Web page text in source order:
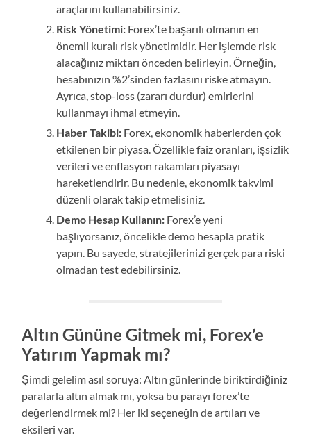
araçlarını kullanabilirsiniz.
Risk Yönetimi: Forex’te başarılı olmanın en
önemli kuralı risk yönetimidir. Her işlemde risk
alacağınız miktarı önceden belirleyin. Örneğin,
hesabınızın %2’sinden fazlasını riske atmayın.
Ayrıca, stop-loss (zararı durdur) emirlerini
kullanmayı ihmal etmeyin.
Haber Takibi: Forex, ekonomik haberlerden çok
etkilenen bir piyasa. Özellikle faiz oranları, işsizlik
verileri ve enflasyon rakamları piyasayı
hareketlendirir. Bu nedenle, ekonomik takvimi
düzenli olarak takip etmelisiniz.
Demo Hesap Kullanın: Forex’e yeni
başlıyorsanız, öncelikle demo hesapla pratik
yapın. Bu sayede, stratejilerinizi gerçek para riski
olmadan test edebilirsiniz.
Altın Gününe Gitmek mi, Forex’e
Yatırım Yapmak mı?
Şimdi gelelim asıl soruya: Altın günlerinde biriktirdiğiniz
paralarla altın almak mı, yoksa bu parayı forex’te
değerlendirmek mi? Her iki seçeneğin de artıları ve
eksileri var.